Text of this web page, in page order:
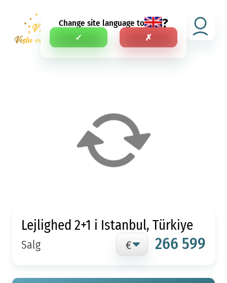
Change site language to ?
✓ ✗
D.A.
Lejlighed 2+1 i Istanbul, Türkiye
Salg 266 599